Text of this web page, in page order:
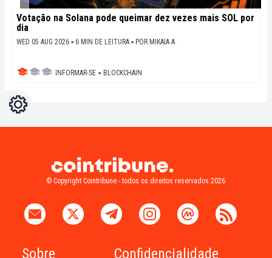
Votação na Solana pode queimar dez vezes mais SOL por
dia
WED 05 AUG 2026 ▪ 6 MIN DE LEITURA ▪ POR MIKAIA A.
INFORMAR-SE ▪ BLOCKCHAIN
Configurações
© Copyright Cointribune - todos os direitos reservados 2026
Sobre Confidencialidade